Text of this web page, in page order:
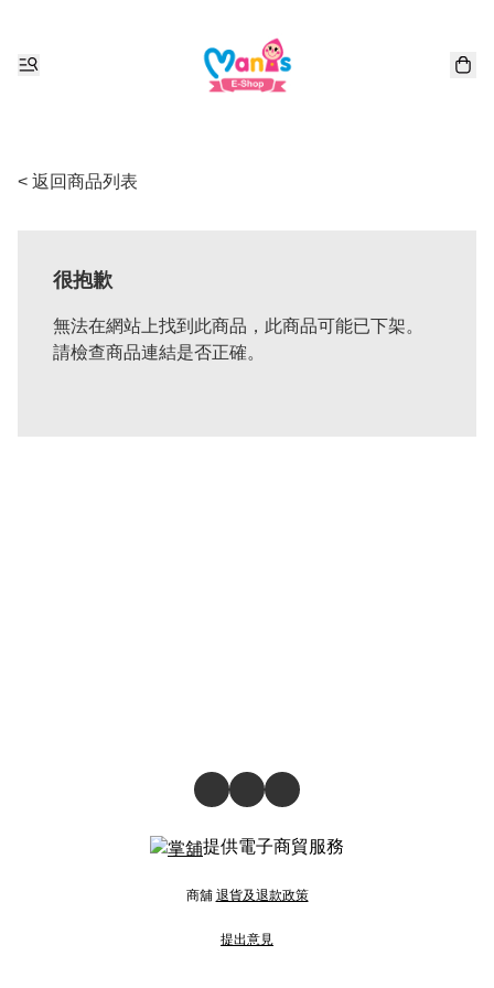
< 返回商品列表
很抱歉
無法在網站上找到此商品，此商品可能已下架。
請檢查商品連結是否正確。
提供電子商貿服務
商舖 退貨及退款政策
提出意見